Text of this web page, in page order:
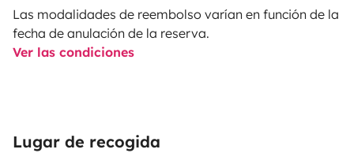
Las modalidades de reembolso varían en función de la
fecha de anulación de la reserva.
Ver las condiciones
Lugar de recogida